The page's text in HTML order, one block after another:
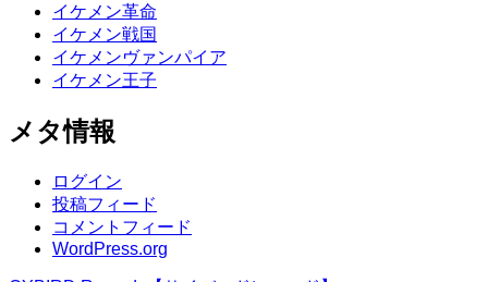
イケメン革命
イケメン戦国
イケメンヴァンパイア
イケメン王子
メタ情報
ログイン
投稿フィード
コメントフィード
WordPress.org